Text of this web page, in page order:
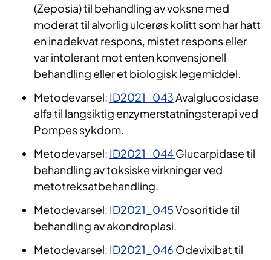
(Zeposia) til behandling av voksne med
moderat til alvorlig ulcerøs kolitt som har hatt
en inadekvat respons, mistet respons eller
var intolerant mot enten konvensjonell
behandling eller et biologisk legemiddel.
Metodevarsel: ID2021_043Avalglucosidase
alfa til langsiktig enzymerstatningsterapi ved
Pompes sykdom.
Metodevarsel: ID2021_044Glucarpidase til
behandling av toksiske virkninger ved
metotreksatbehandling.
Metodevarsel: ID2021_045Vosoritide til
behandling av akondroplasi.
Metodevarsel: ID2021_046 Odevixibat til